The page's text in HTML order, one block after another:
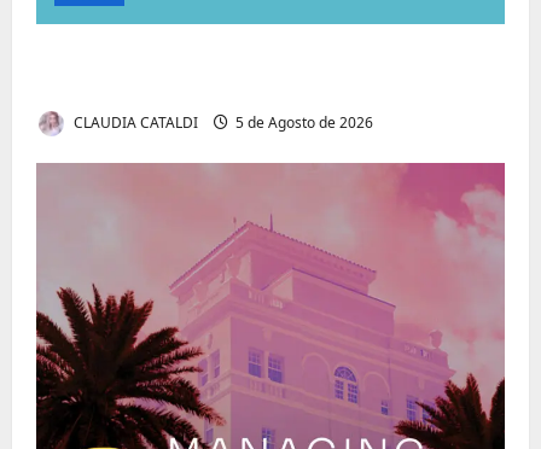
CLAUDIA CATALDI 5 de Agosto de 2026